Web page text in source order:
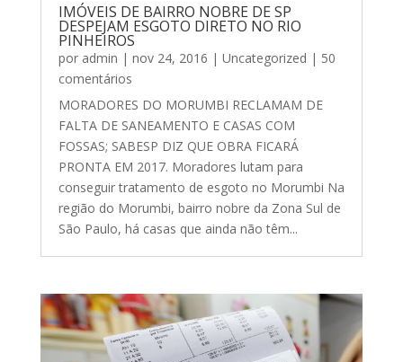
IMÓVEIS DE BAIRRO NOBRE DE SP
DESPEJAM ESGOTO DIRETO NO RIO
PINHEIROS
por admin | nov 24, 2016 | Uncategorized | 50
comentários
MORADORES DO MORUMBI RECLAMAM DE
FALTA DE SANEAMENTO E CASAS COM
FOSSAS; SABESP DIZ QUE OBRA FICARÁ
PRONTA EM 2017. Moradores lutam para
conseguir tratamento de esgoto no Morumbi Na
região do Morumbi, bairro nobre da Zona Sul de
São Paulo, há casas que ainda não têm...